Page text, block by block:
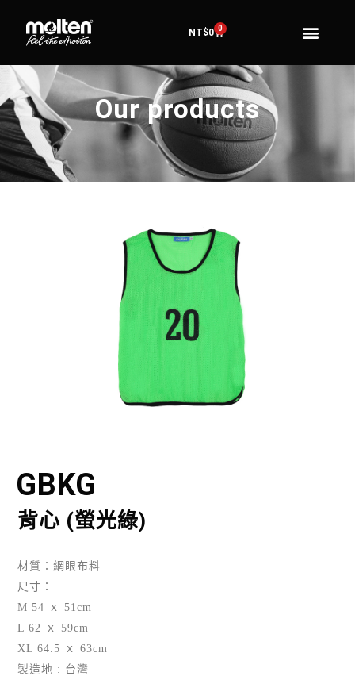
NT$0 0
Our products
GBKG
背心 (螢光綠)
材質：網眼布料
尺寸：
M 54 ｘ 51cm
L 62 ｘ 59cm
XL 64.5 ｘ 63cm
製造地 : 台灣